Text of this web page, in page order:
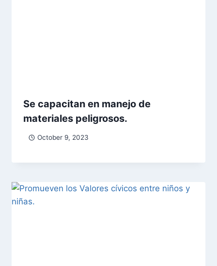
Se capacitan en manejo de
materiales peligrosos.
October 9, 2023